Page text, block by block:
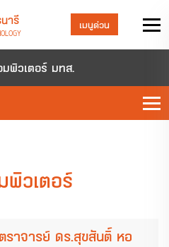
ารี เมนูด่วน
พิวเตอร์ มทส.
วเตอร์
ราจารย์ ดร.สุขสันติ์ หอ